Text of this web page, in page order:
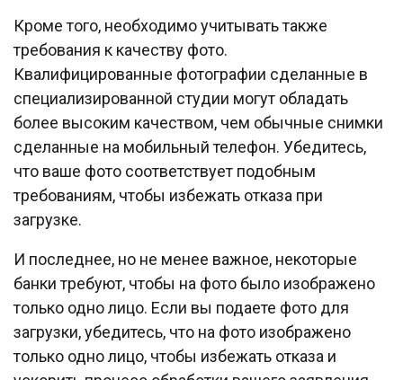
Кроме того, необходимо учитывать также
требования к качеству фото.
Квалифицированные фотографии сделанные в
специализированной студии могут обладать
более высоким качеством, чем обычные снимки
сделанные на мобильный телефон. Убедитесь,
что ваше фото соответствует подобным
требованиям, чтобы избежать отказа при
загрузке.
И последнее, но не менее важное, некоторые
банки требуют, чтобы на фото было изображено
только одно лицо. Если вы подаете фото для
загрузки, убедитесь, что на фото изображено
только одно лицо, чтобы избежать отказа и